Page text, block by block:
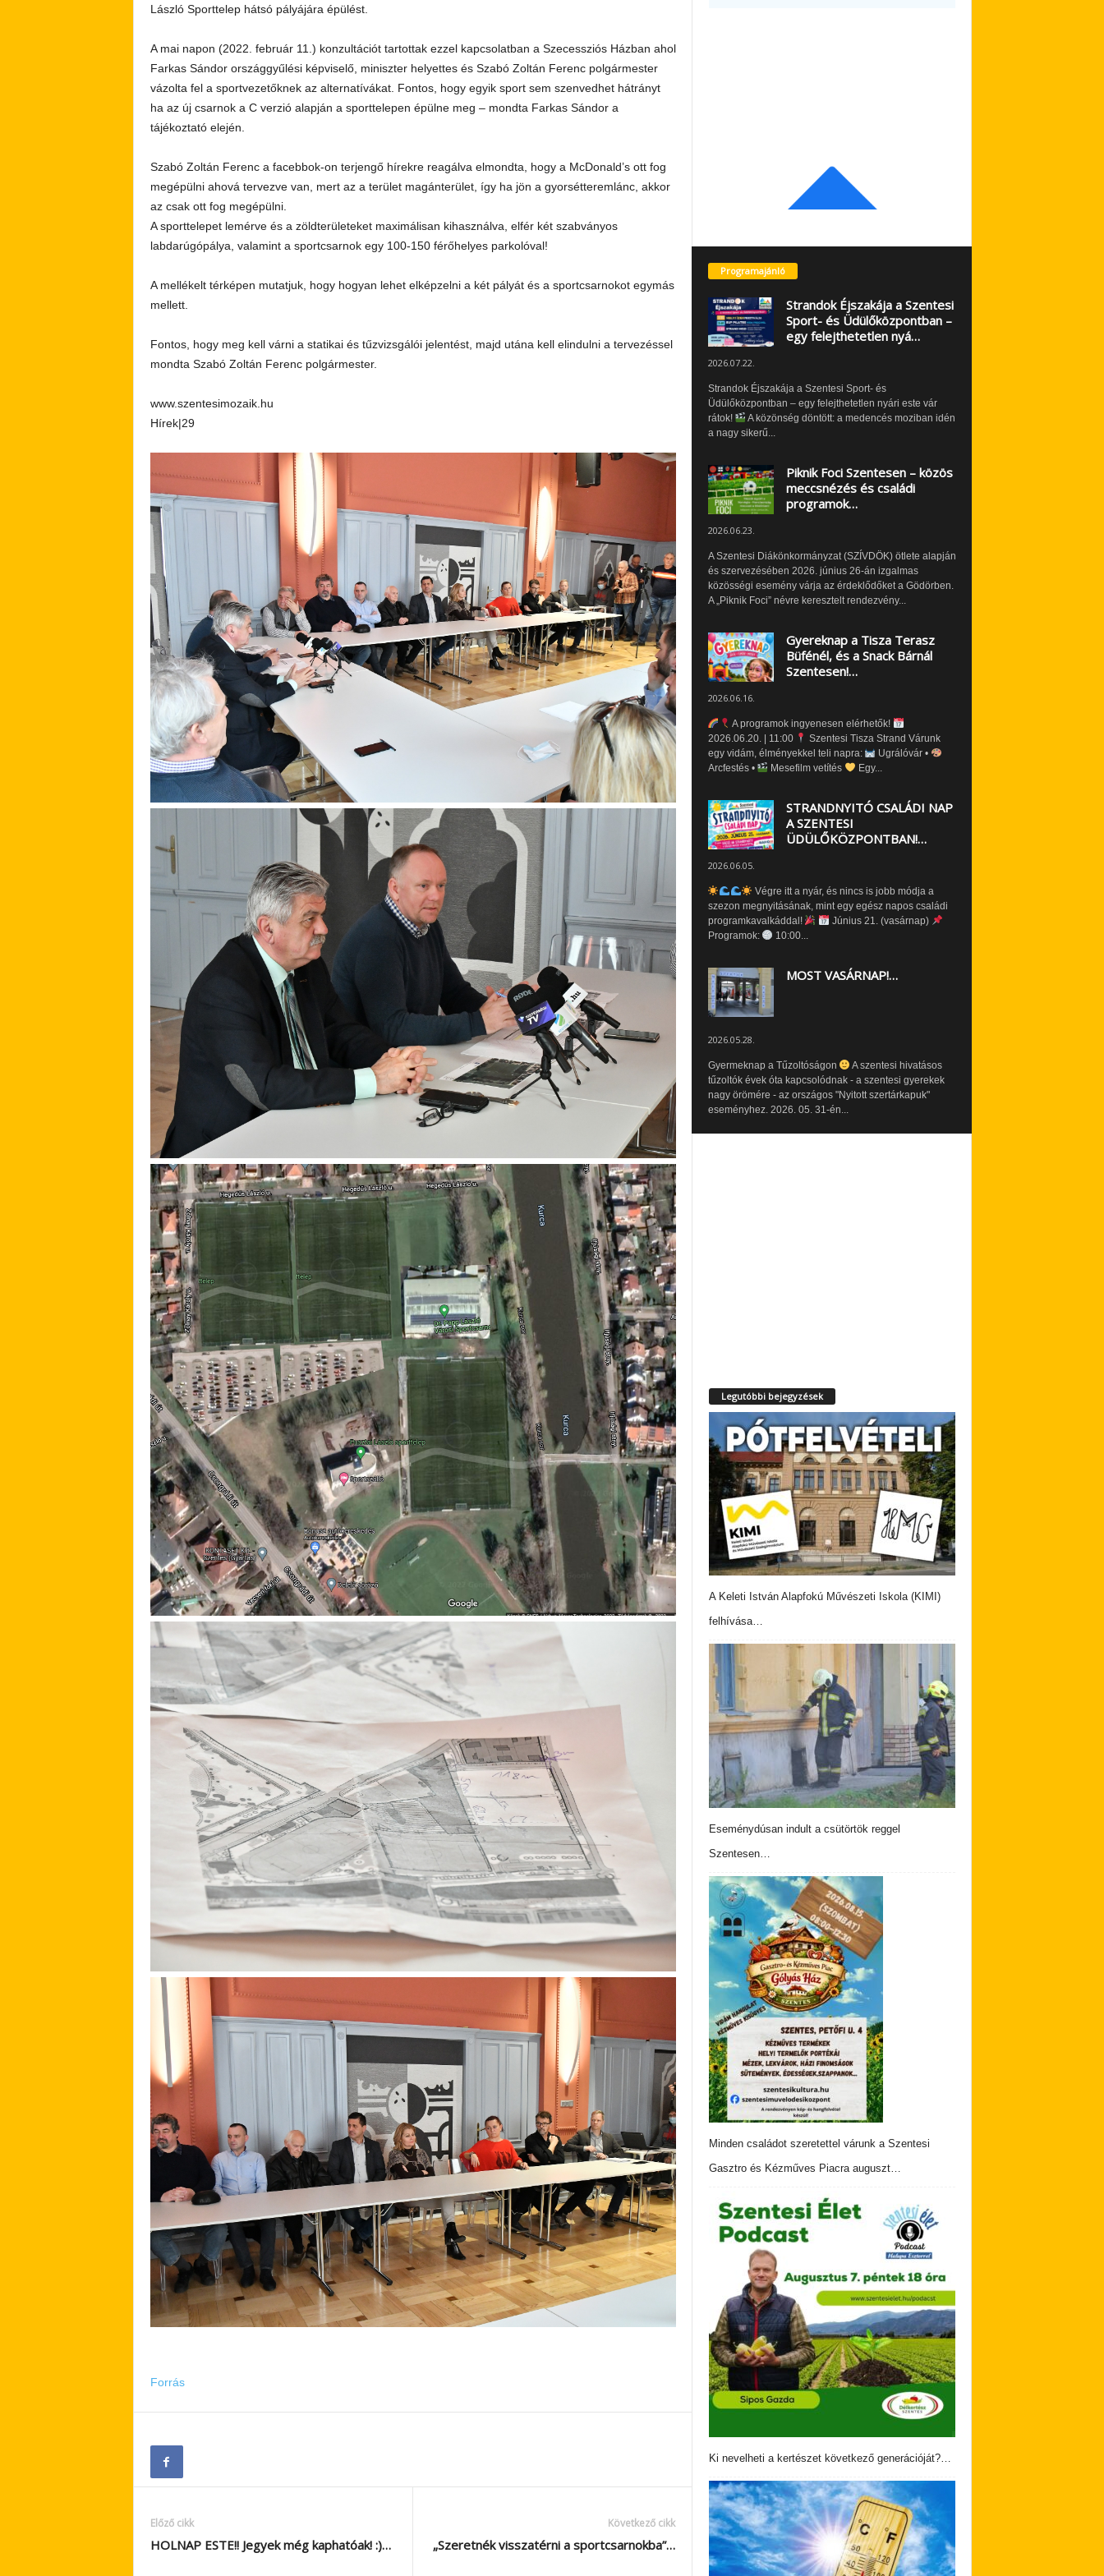
László Sporttelep hátsó pályájára épülést.
A mai napon (2022. február 11.) konzultációt tartottak ezzel kapcsolatban a Szecessziós Házban ahol
Farkas Sándor országgyűlési képviselő, miniszter helyettes és Szabó Zoltán Ferenc polgármester
vázolta fel a sportvezetőknek az alternatívákat. Fontos, hogy egyik sport sem szenvedhet hátrányt
ha az új csarnok a C verzió alapján a sporttelepen épülne meg – mondta Farkas Sándor a
tájékoztató elején.
Szabó Zoltán Ferenc a facebbok-on terjengő hírekre reagálva elmondta, hogy a McDonald’s ott fog
megépülni ahová tervezve van, mert az a terület magánterület, így ha jön a gyorsétteremlánc, akkor
az csak ott fog megépülni.
A sporttelepet lemérve és a zöldterületeket maximálisan kihasználva, elfér két szabványos
labdarúgópálya, valamint a sportcsarnok egy 100-150 férőhelyes parkolóval!
A mellékelt térképen mutatjuk, hogy hogyan lehet elképzelni a két pályát és a sportcsarnokot egymás
mellett.
Fontos, hogy meg kell várni a statikai és tűzvizsgálói jelentést, majd utána kell elindulni a tervezéssel
mondta Szabó Zoltán Ferenc polgármester.
www.szentesimozaik.hu
Hírek|29
Forrás
Előző cikk
HOLNAP ESTE!! Jegyek még kaphatóak! :)…
Következő cikk
„Szeretnék visszatérni a sportcsarnokba”…
Programajánló
Strandok Éjszakája a Szentesi
Sport- és Üdülőközpontban –
egy felejthetetlen nyá…
2026.07.22.
Strandok Éjszakája a Szentesi Sport- és
Üdülőközpontban – egy felejthetetlen nyári este vár
rátok!
A közönség döntött: a medencés moziban idén
a nagy sikerű...
Piknik Foci Szentesen – közös
meccsnézés és családi
programok…
2026.06.23.
A Szentesi Diákönkormányzat (SZÍVDÖK) ötlete alapján
és szervezésében 2026. június 26-án izgalmas
közösségi esemény várja az érdeklődőket a Gödörben.
A „Piknik Foci” névre keresztelt rendezvény...
Gyereknap a Tisza Terasz
Büfénél, és a Snack Bárnál
Szentesen!…
2026.06.16.
A programok ingyenesen elérhetők!
2026.06.20. | 11:00
Szentesi Tisza Strand Várunk
egy vidám, élményekkel teli napra:
Ugrálóvár •
Arcfestés •
Mesefilm vetítés Egy...
STRANDNYITÓ CSALÁDI NAP
A SZENTESI
ÜDÜLŐKÖZPONTBAN!…
2026.06.05.
Végre itt a nyár, és nincs is jobb módja a
szezon megnyitásának, mint egy egész napos családi
programkavalkáddal!
Június 21. (vasárnap)
Programok:
10:00...
MOST VASÁRNAP!…
2026.05.28.
Gyermeknap a Tűzoltóságon
A szentesi hivatásos
tűzoltók évek óta kapcsolódnak - a szentesi gyerekek
nagy örömére - az országos "Nyitott szertárkapuk"
eseményhez. 2026. 05. 31-én...
Legutóbbi bejegyzések
A Keleti István Alapfokú Művészeti Iskola (KIMI)
felhívása…
Eseménydúsan indult a csütörtök reggel
Szentesen…
Minden családot szeretettel várunk a Szentesi
Gasztro és Kézműves Piacra auguszt…
Ki nevelheti a kertészet következő generációját?…